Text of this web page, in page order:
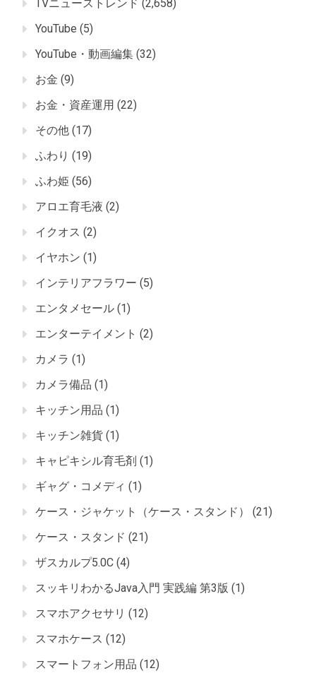
TVニューストレンド (2,658)
YouTube (5)
YouTube・動画編集 (32)
お金 (9)
お金・資産運用 (22)
その他 (17)
ふわり (19)
ふわ姫 (56)
アロエ育毛液 (2)
イクオス (2)
イヤホン (1)
インテリアフラワー (5)
エンタメセール (1)
エンターテイメント (2)
カメラ (1)
カメラ備品 (1)
キッチン用品 (1)
キッチン雑貨 (1)
キャピキシル育毛剤 (1)
ギャグ・コメディ (1)
ケース・ジャケット（ケース・スタンド）
(21)
ケース・スタンド (21)
ザスカルプ5.0C (4)
スッキリわかるJava入門 実践編 第3版 (1)
スマホアクセサリ (12)
スマホケース (12)
スマートフォン用品 (12)